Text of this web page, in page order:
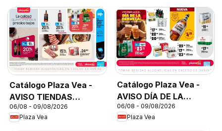
Catálogo Plaza Vea -
AVISO TIENDAS
SELECCIONADAS 1
06/08 - 09/08/2026
Plaza Vea
Catálogo Plaza Vea -
AVISO DÍA DE LA
CERVEZA
06/08 - 09/08/2026
Plaza Vea